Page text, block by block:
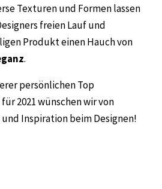
Texturen und Formen lassen
freien Lauf und
Produkt einen Hauch von
.
persönlichen Top
2021 wünschen wir von
Inspiration beim Designen!